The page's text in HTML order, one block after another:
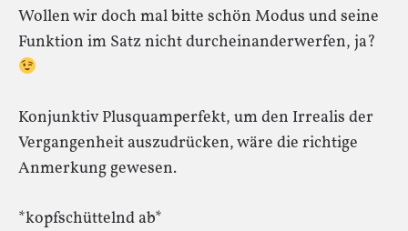
Wollen wir doch mal bitte schön Modus und seine
Funktion im Satz nicht durcheinanderwerfen, ja?
Konjunktiv Plusquamperfekt, um den Irrealis der
Vergangenheit auszudrücken, wäre die richtige
Anmerkung gewesen.
*kopfschüttelnd ab*